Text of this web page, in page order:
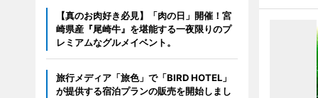
【真のお肉好き必見】「肉の日」開催！宮
崎県産『尾崎牛』を堪能する一夜限りのプ
レミアムなグルメイベント。
旅行メディア「旅色」で「BIRD HOTEL」
が提供する宿泊プランの販売を開始しまし